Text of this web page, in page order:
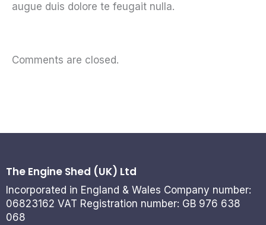
augue duis dolore te feugait nulla.
Comments are closed.
The Engine Shed (UK) Ltd
Incorporated in England & Wales Company number:
06823162 VAT Registration number: GB 976 638
068